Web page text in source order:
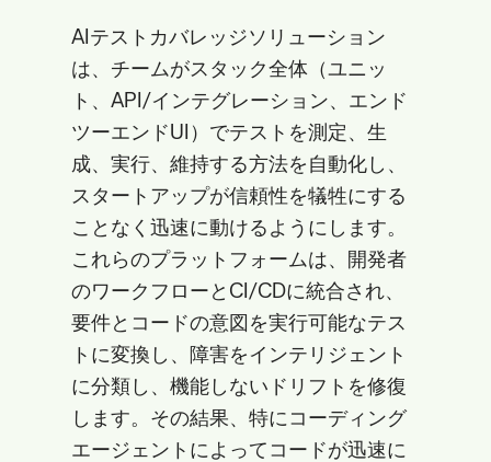
AIテストカバレッジソリューション
は、チームがスタック全体（ユニッ
ト、API/インテグレーション、エンド
ツーエンドUI）でテストを測定、生
成、実行、維持する方法を自動化し、
スタートアップが信頼性を犠牲にする
ことなく迅速に動けるようにします。
これらのプラットフォームは、開発者
のワークフローとCI/CDに統合され、
要件とコードの意図を実行可能なテス
トに変換し、障害をインテリジェント
に分類し、機能しないドリフトを修復
します。その結果、特にコーディング
エージェントによってコードが迅速に